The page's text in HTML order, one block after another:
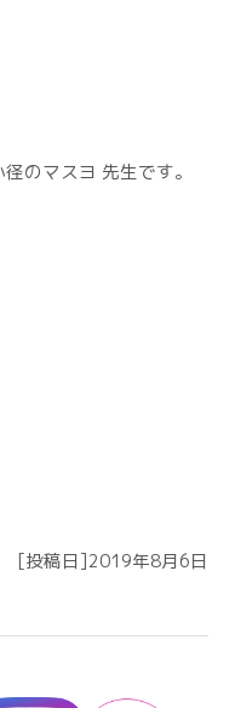
のマスヨ 先生です。
[投稿日]2019年8月6日